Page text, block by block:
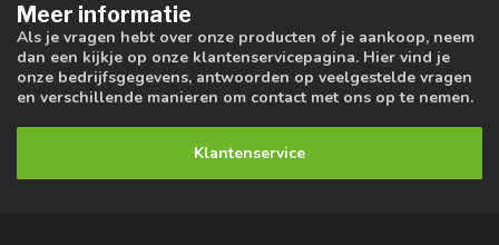
Meer informatie
Als je vragen hebt over onze producten of je aankoop, neem
dan een kijkje op onze klantenservicepagina. Hier vind je
onze bedrijfsgegevens, antwoorden op veelgestelde vragen
en verschillende manieren om contact met ons op te nemen.
Klantenservice